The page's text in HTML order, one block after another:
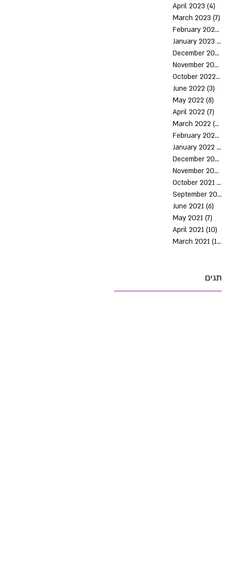
April 2023 (4)
March 2023 (7)
February 2023
January 2023 (7)
December 2022
November 2022
October 2022(7)
June 2022 (3)
May 2022 (8)
April 2022 (7)
March 2022 (10)
February 2022
January 2022 (6)
December 2021
November 2021
October 2021 (5)
September 2021
June 2021 (6)
May 2021 (7)
April 2021 (10)
March 2021 (10)
תגים